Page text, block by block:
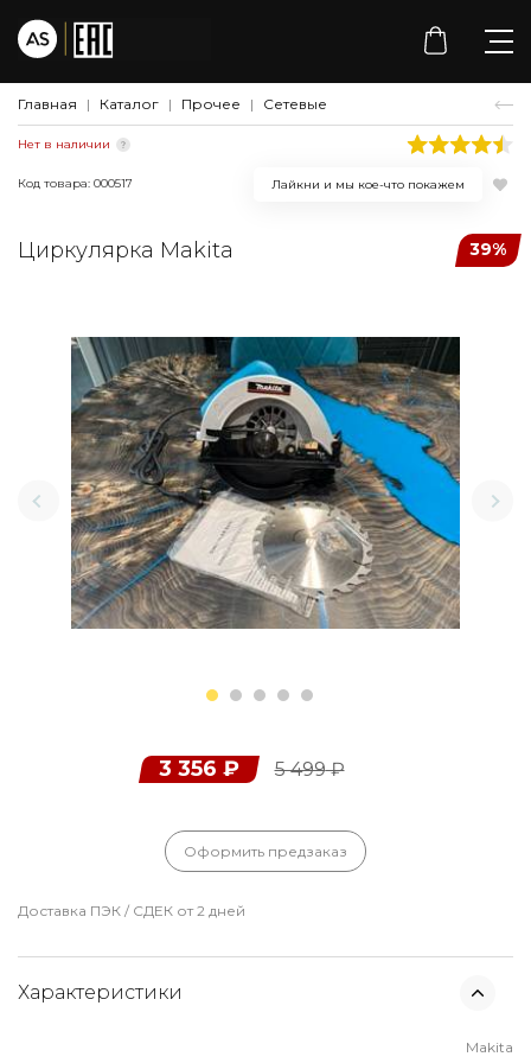
Главная Каталог Прочее Сетевые
Нет в наличии
Код товара: 000517 Лайкни и мы кое-что покажем
Циркулярка Makita 39%
3 356 ₽ 5 499₽
Оформить предзаказ
Доставка ПЭК / СДЕК от 2 дней
Характеристики
Makita